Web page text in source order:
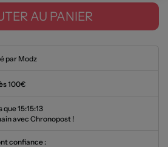
AU PANIER
par Modz
100€
que15:15:12
avec Chronopost !
confiance :